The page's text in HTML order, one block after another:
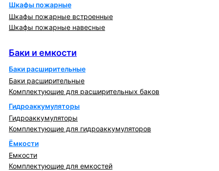
Шкафы пожарные
Шкафы пожарные встроенные
Шкафы пожарные навесные
Баки и емкости
Баки расширительные
Баки расширительные
Комплектующие для расширительных баков
Гидроаккумуляторы
Гидроаккумуляторы
Комплектующие для гидроаккумуляторов
Ёмкости
Емкости
Комплектующие для емкостей